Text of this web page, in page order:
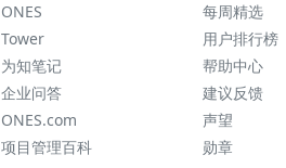
ONES
Tower
为知笔记
企业问答
ONES.com
项目管理百科
每周精选
用户排行榜
帮助中心
建议反馈
声望
勋章